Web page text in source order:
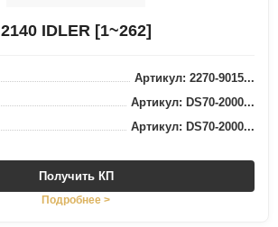
2140 IDLER [1~262]
Артикул: 2270-9015...
Артикул: DS70-2000...
Артикул: DS70-2000...
Получить КП
Подробнее >